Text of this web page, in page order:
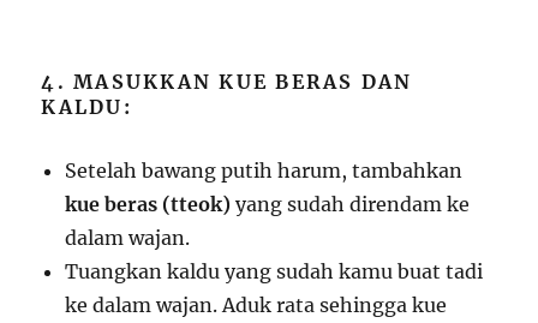
4. MASUKKAN KUE BERAS DAN
KALDU:
Setelah bawang putih harum, tambahkan
kue beras (tteok) yang sudah direndam ke
dalam wajan.
Tuangkan kaldu yang sudah kamu buat tadi
ke dalam wajan. Aduk rata sehingga kue